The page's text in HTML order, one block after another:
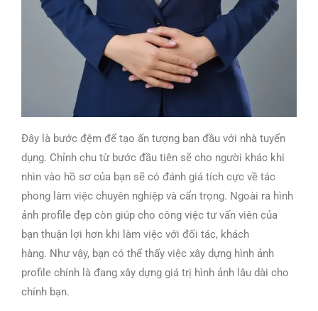
Đây là bước đệm để tạo ấn tượng ban đầu với nhà tuyển
dụng. Chỉnh chu từ bước đầu tiên sẽ cho người khác khi
nhìn vào hồ sơ của bạn sẽ có đánh giá tích cực về tác
phong làm việc chuyên nghiệp và cẩn trọng. Ngoài ra hình
ảnh profile đẹp còn giúp cho công việc tư vấn viên của
bạn thuận lợi hơn khi làm việc với đối tác, khách
hàng. Như vậy, bạn có thể thấy việc xây dựng hình ảnh
profile chính là đang xây dựng giá trị hình ảnh lâu dài cho
chính bạn.